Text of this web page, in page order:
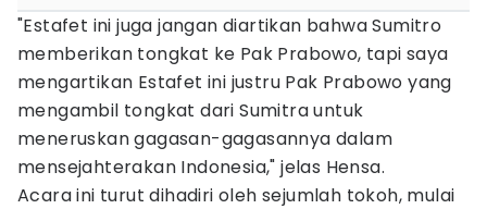
"Estafet ini juga jangan diartikan bahwa Sumitro
memberikan tongkat ke Pak Prabowo, tapi saya
mengartikan Estafet ini justru Pak Prabowo yang
mengambil tongkat dari Sumitra untuk
meneruskan gagasan-gagasannya dalam
mensejahterakan Indonesia," jelas Hensa.
Acara ini turut dihadiri oleh sejumlah tokoh, mulai